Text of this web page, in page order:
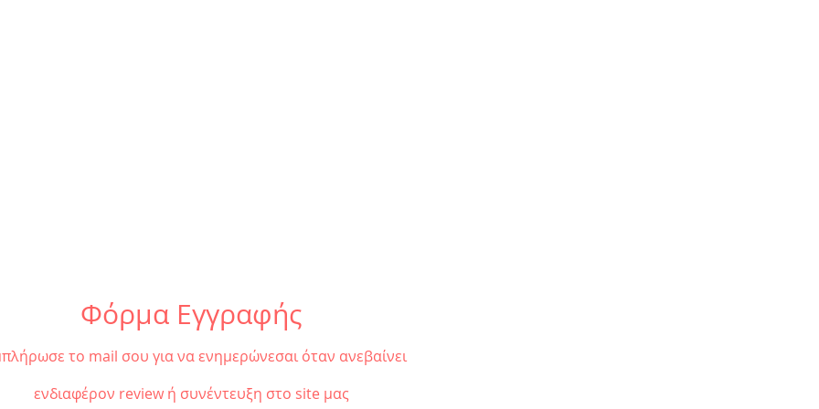
Φόρμα Εγγραφής
το mail σου για να ενημερώνεσαι όταν ανεβαίνει
ενδιαφέρον review ή συνέντευξη στο site μας